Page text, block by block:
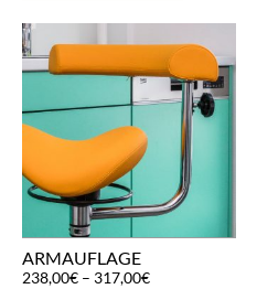
ARMAUFLAGE
238,00€ – 317,00€